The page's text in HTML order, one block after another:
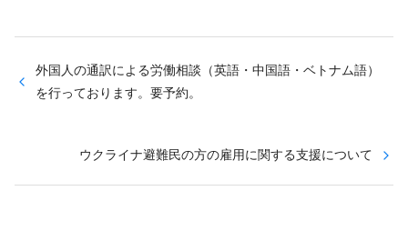
外国人の通訳による労働相談（英語・中国語・ベトナム語）
を行っております。要予約。
ウクライナ避難民の方の雇用に関する支援について